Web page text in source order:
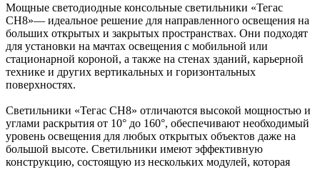
Мощные светодиодные консольные светильники «Тегас
СН8»— идеальное решение для направленного освещения на
больших открытых и закрытых пространствах. Они подходят
для установки на мачтах освещения с мобильной или
стационарной короной, а также на стенах зданий, карьерной
технике и других вертикальных и горизонтальных
поверхностях.
Светильники «Тегас СН8» отличаются высокой мощностью и
углами раскрытия от 10° до 160°, обеспечивают необходимый
уровень освещения для любых открытых объектов даже на
большой высоте. Светильники имеют эффективную
конструкцию, состоящую из нескольких модулей, которая